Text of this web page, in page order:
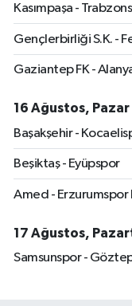
Kasımpaşa -
Gençlerbirliği S.K. -
Gaziantep FK -
16 Ağustos, Pazar
Başakşehir -
Beşiktaş - Eyüpspor
Amed - Erzurumspor
17 Ağustos,
Samsunspor -